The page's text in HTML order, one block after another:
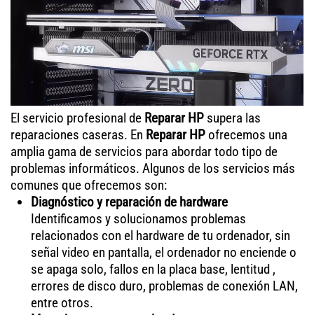
El servicio profesional de Reparar HP supera las
reparaciones caseras. En Reparar HPofrecemos una
amplia gama de servicios para abordar todo tipo de
problemas informáticos. Algunos de los servicios más
comunes que ofrecemos son:
Diagnóstico y reparación de hardware
Identificamos y solucionamos problemas
relacionados con el hardware de tu ordenador, sin
señal video en pantalla, el ordenador no enciende o
se apaga solo, fallos en la placa base, lentitud ,
errores de disco duro, problemas de conexión LAN,
entre otros.